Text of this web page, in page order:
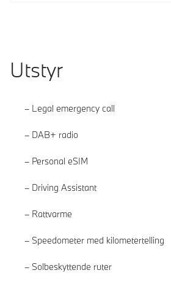
Utstyr
Legal emergency call
DAB+ radio
Personal eSIM
Driving Assistant
Rattvarme
Speedometer med kilometertelling
Solbeskyttende ruter